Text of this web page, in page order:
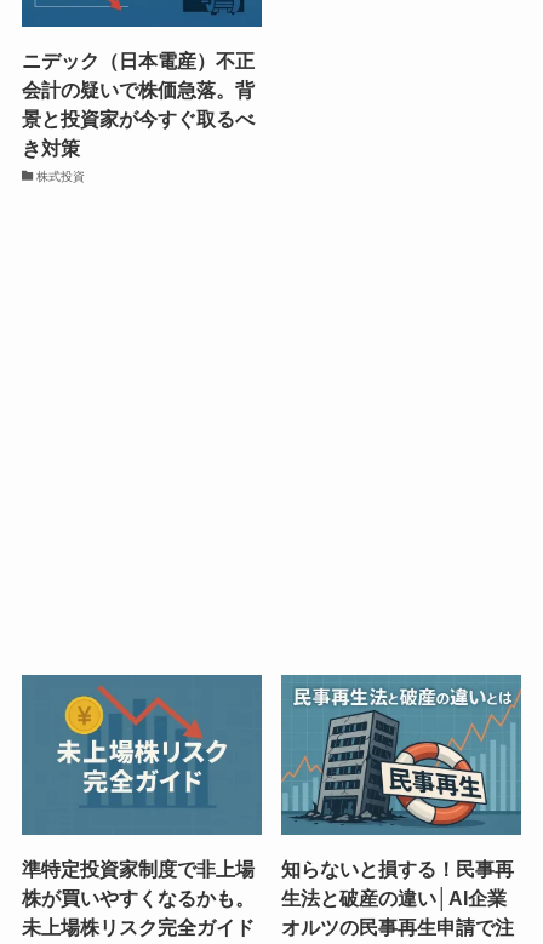
ニデック（日本電産）不正
会計の疑いで株価急落。背
景と投資家が今すぐ取るべ
き対策
株式投資
準特定投資家制度で非上場
株が買いやすくなるかも。
未上場株リスク完全ガイド
知らないと損する！民事再
生法と破産の違い│AI企業
オルツの民事再生申請で注